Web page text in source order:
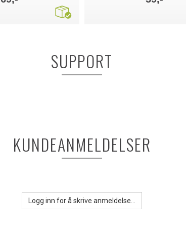
SUPPORT
KUNDEANMELDELSER
Logg inn for å skrive anmeldelse...